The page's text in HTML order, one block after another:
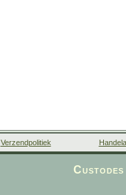
Verzendpolitiek